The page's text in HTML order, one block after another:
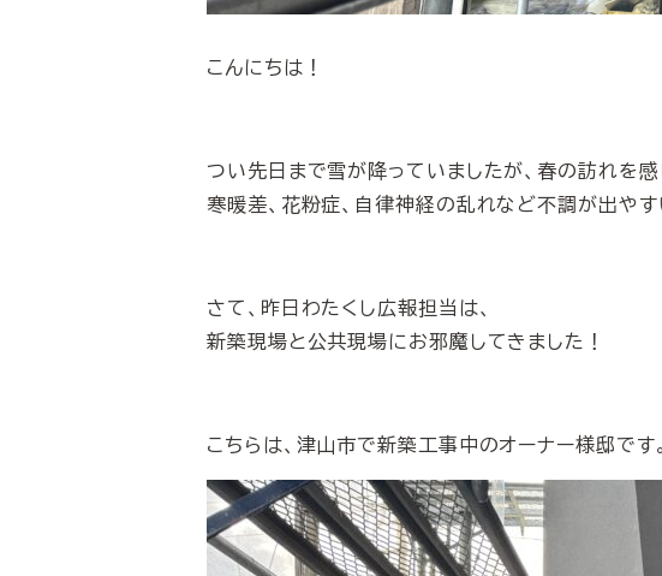
こんにちは！
つい先日まで雪が降っていましたが、春の訪れを
寒暖差、花粉症、自律神経の乱れなど不調が出や
さて、昨日わたくし広報担当は、
新築現場と公共現場にお邪魔してきました！
こちらは、津山市で新築工事中のオーナー様邸です。